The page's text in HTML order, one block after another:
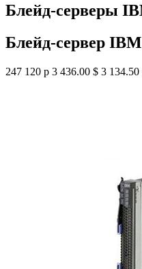
Блейд-серверы
Блейд-сервер
247 120 р 3 436.00 $ 3 134.50